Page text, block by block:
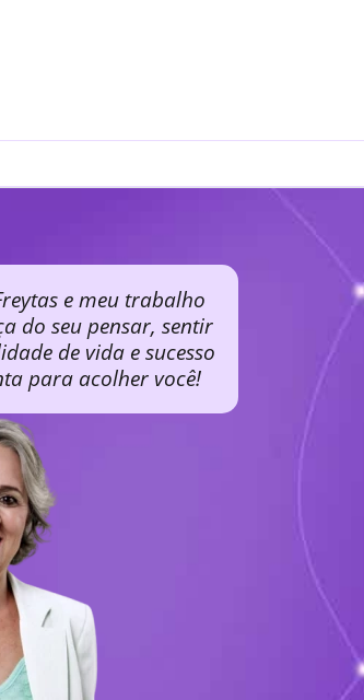
e meu trabalho
do seu pensar, sentir
de vida e sucesso
para acolher você!